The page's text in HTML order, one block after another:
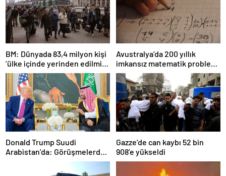
BM: Dünyada 83,4 milyon kişi
‘ülke içinde yerinden edilmiş’
olarak yaşıyor
Avustralya’da 200 yıllık
imkansız matematik problemi
çözüldü
Donald Trump Suudi
Arabistan’da: Görüşmelerde
Gazze’de can kaybı 52 bin
908’e yükseldi